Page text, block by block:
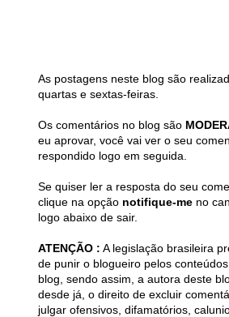
As postagens neste blog são
quartas e sextas-feiras.
Os comentários no blog são
eu aprovar, você vai ver o seu
respondido logo em seguida.
Se quiser ler a resposta do seu
clique na opção notifique-me no
logo abaixo de sair.
ATENÇÃO : A legislação brasileira
de punir o blogueiro pelos
blog, sendo assim, a autora deste
desde já, o direito de excluir
julgar ofensivos, difamatórios,